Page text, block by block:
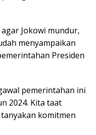
Jokowi mundur,
menyampaikan
Presiden
pemerintahan ini
2024. Kita taat
komitmen